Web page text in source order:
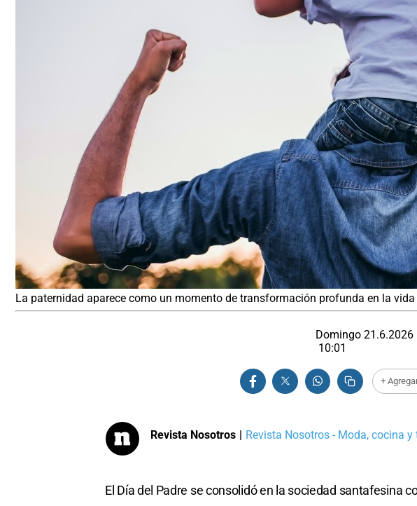
La paternidad aparece como un momento de transformación profunda en la vida
Domingo 21.6.2026
10:01
+
Revista Nosotros | Revista Nosotros - Moda, cocina
El Día del Padre se consolidó en la sociedad santafesina